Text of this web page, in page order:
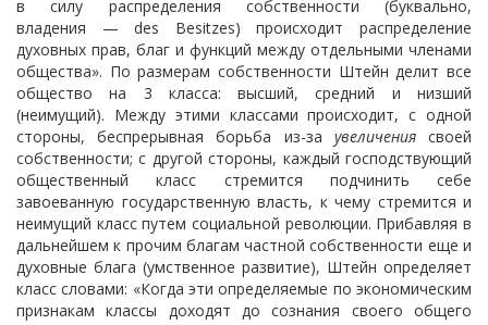
в силу распределения собственности (буквально,
владения — des Besitzes) происходит распределение
духовных прав, благ и функций между отдельными членами
общества». По размерам собственности Штейн делит все
общество на 3 класса: высший, средний и низший
(неимущий). Между этими классами происходит, с одной
стороны, беспрерывная борьба из-за увеличениясвоей
собственности; с другой стороны, каждый господствующий
общественный класс стремится подчинить себе
завоеванную государственную власть, к чему стремится и
неимущий класс путем социальной революции. Прибавляя в
дальнейшем к прочим благам частной собственности еще и
духовные блага (умственное развитие), Штейн определяет
класс словами: «Когда эти определяемые по экономическим
признакам классы доходят до сознания своего общего